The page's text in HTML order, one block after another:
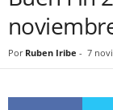
Por Ruben Iribe - 7